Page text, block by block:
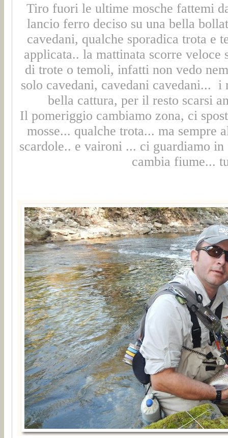
Tiro fuori le ultime mosche fattemi
lancio ferro deciso su una bella
cavedani, qualche sporadica trota e
applicata.. la mattinata scorre veloce
di trote o temoli, infatti non vedo
solo cavedani, cavedani cavedani... i
bella cattura, per il resto scarsi
Il pomeriggio cambiamo zona, ci
mosse... qualche trota... ma sempre
scardole.. e vaironi ... ci guardiamo
cambia fiume...